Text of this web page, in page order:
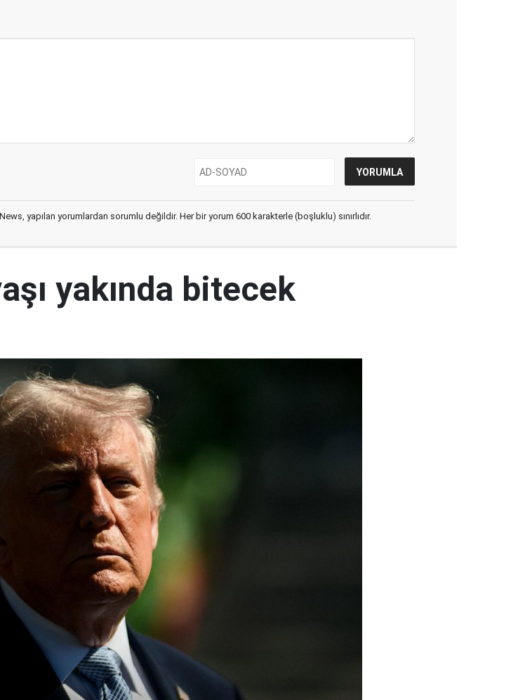
yapılan yorumlardan sorumlu değildir. Her bir yorum 600 karakterle (boşluklu) sınırlıdır.
yakında bitecek